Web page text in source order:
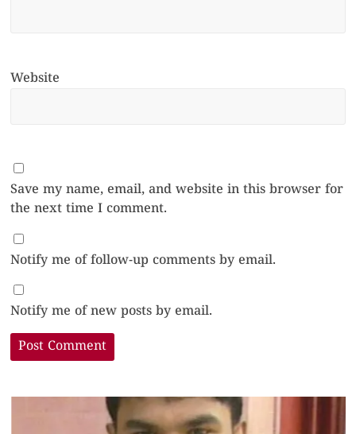
Website
Save my name, email, and website in this browser for
the next time I comment.
Notify me of follow-up comments by email.
Notify me of new posts by email.